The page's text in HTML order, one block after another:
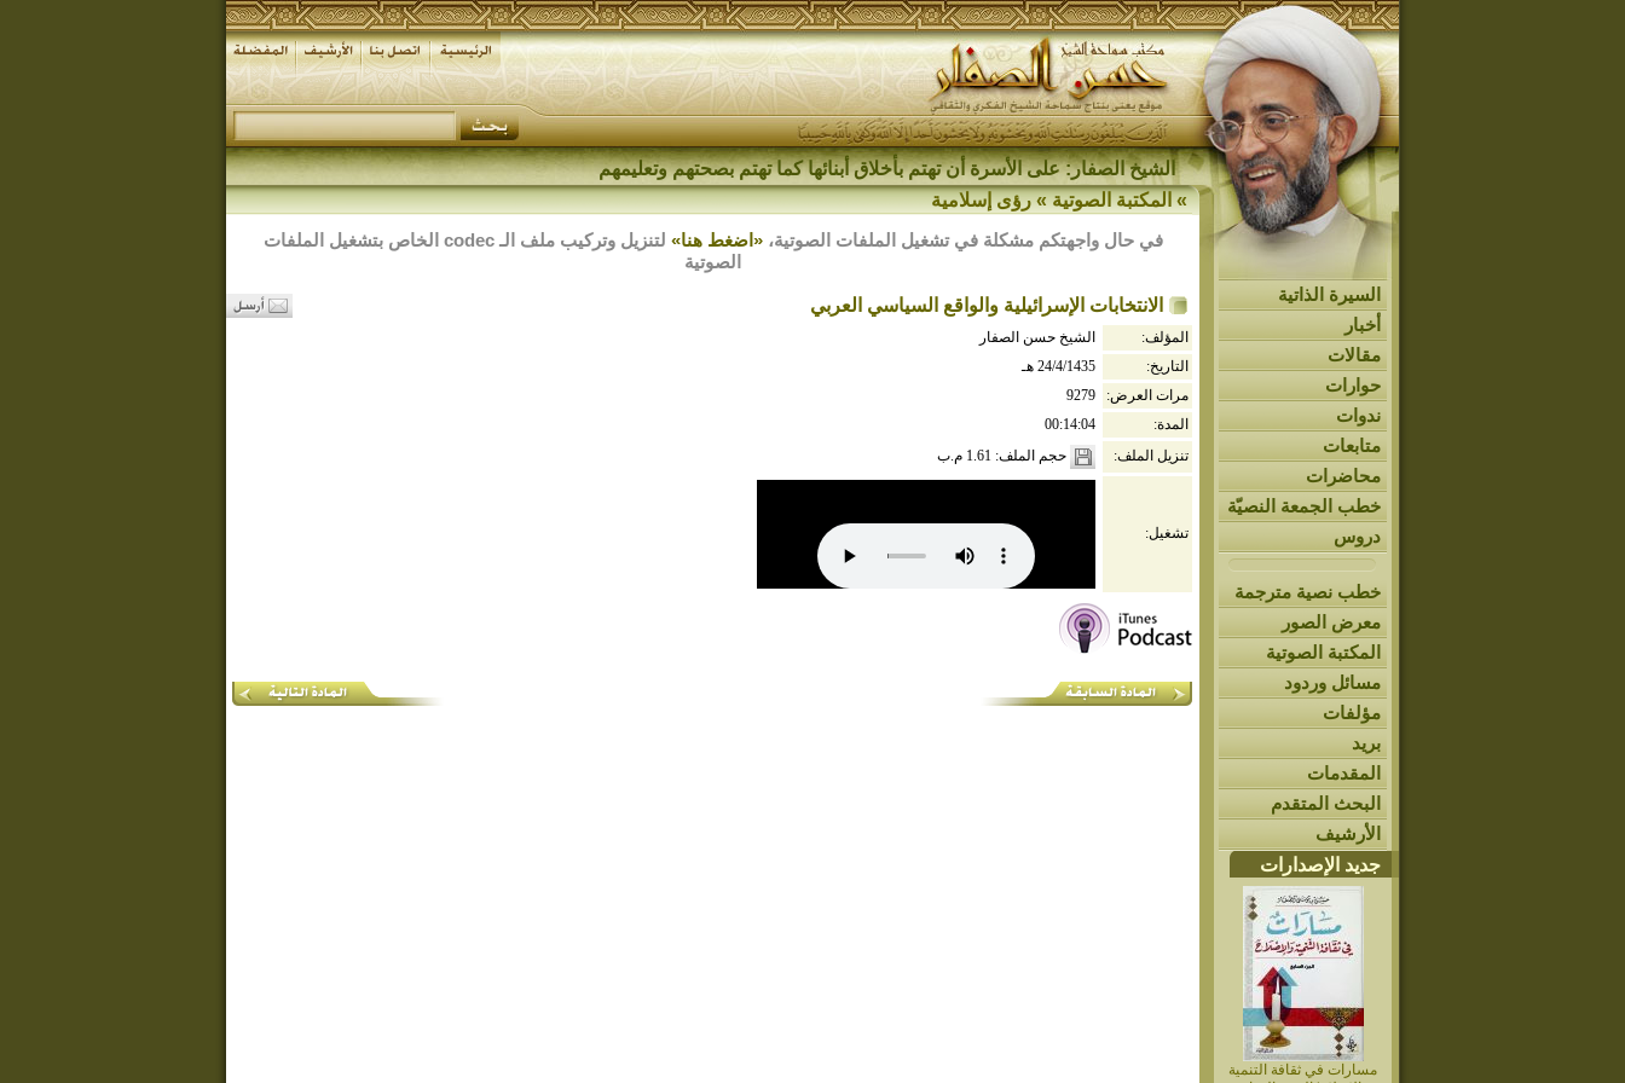
الشيخ الصفار: على الأسرة أن تهتم بأخلاق أبنائها كما تهتم بصحتهم وتعليمهم
السيرة الذاتية
أخبار
مقالات
حوارات
ندوات
متابعات
محاضرات
خطب الجمعة النصيّة
دروس
خطب نصية مترجمة
معرض الصور
المكتبة الصوتية
مسائل وردود
مؤلفات
بريد
المقدمات
البحث المتقدم
الأرشيف
جديد الإصدارات
مسارات في ثقافة التنمية
»المكتبة الصوتية»رؤى إسلامية
في حال واجهتكم مشكلة في تشغيل الملفات الصوتية،«اضغط هنا»
لتنزيل وتركيب ملف الـ codec الخاص بتشغيل الملفات
الصوتية
الانتخابات الإسرائيلية والواقع السياسي العربي
المؤلف:
الشيخ حسن الصفار
التاريخ:
24/4/1435 هـ
مرات العرض:
9279
المدة:
00:14:04
تنزيل الملف:
حجم الملف: 1.61 م.ب
تشغيل: